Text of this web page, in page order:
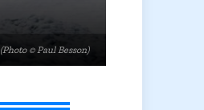
(Photo © Paul Besson)